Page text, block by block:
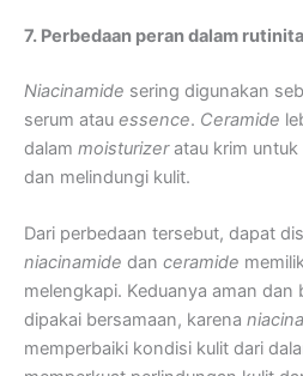
7. Perbedaan peran dalam
Niacinamide sering digunakan
serum atau essence. Ceramide
dalam moisturizeratau krim untuk
dan melindungi kulit.
Dari perbedaan tersebut, dapat
niacinamide dan ceramide
melengkapi. Keduanya aman
dipakai bersamaan, karena
memperbaiki kondisi kulit dari